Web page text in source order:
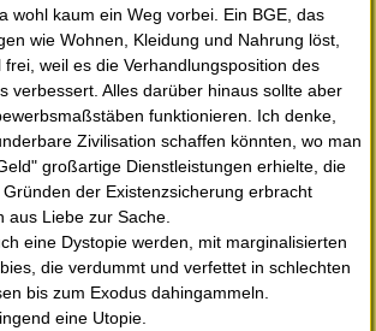
wohl kaum ein Weg vorbei. Ein BGE, das
wie Wohnen, Kleidung und Nahrung löst,
frei, weil es die Verhandlungsposition des
verbessert. Alles darüber hinaus sollte aber
funktionieren. Ich denke,
Zivilisation schaffen könnten, wo man
großartige Dienstleistungen erhielte, die
der Existenzsicherung erbracht
aus Liebe zur Sache.
eine Dystopie werden, mit marginalisierten
die verdummt und verfettet in schlechten
bis zum Exodus dahingammeln.
eine Utopie.